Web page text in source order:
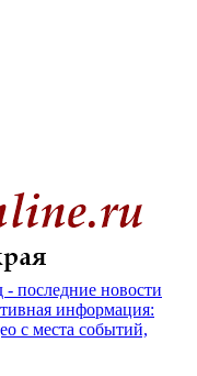
последние новости
информация:
с места событий,